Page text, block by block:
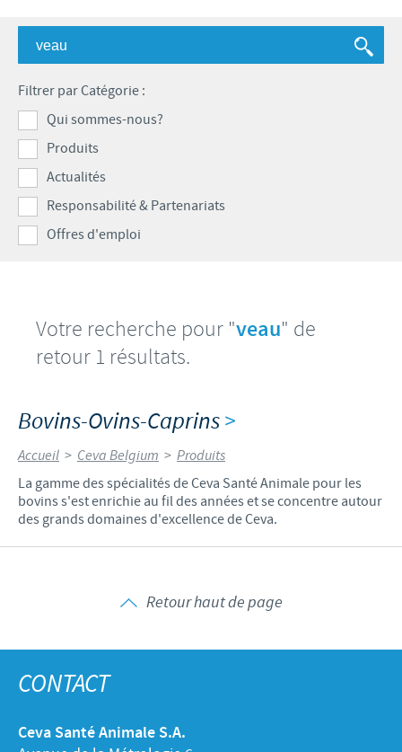
Recherche et développement
Production
Porcs
Importance de la responsabilité
Programmes de soutien
Partenariats commerciaux et scientifiques
ACTUALITÉS
Actualités internationales
Actualités au sein du Benelux
OFFRES D'EMPLOI
Offres d'emploi internationales
Offres d'emploi au sein du Benelux
CONTACT
Filtrer par Catégorie :
Qui sommes-nous?
Produits
Actualités
Responsabilité & Partenariats
Offres d'emploi
Votre recherche pour "veau" de
retour 1 résultats.
Bovins-Ovins-Caprins>
Accueil > Ceva Belgium > Produits
La gamme des spécialités de Ceva Santé Animale pour les
bovins s'est enrichie au fil des années et se concentre autour
des grands domaines d'excellence de Ceva.
Retour haut de page
CONTACT
Ceva Santé Animale S.A.